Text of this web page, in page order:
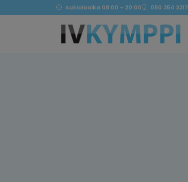
Aukioloaika 08:00 - 20:00 050 354 3217